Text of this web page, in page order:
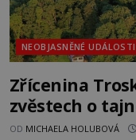
NEOBJASNĚNÉ UDÁLOSTI
Zřícenina
zvěstech o
OD MICHAELA HOLUBOVÁ